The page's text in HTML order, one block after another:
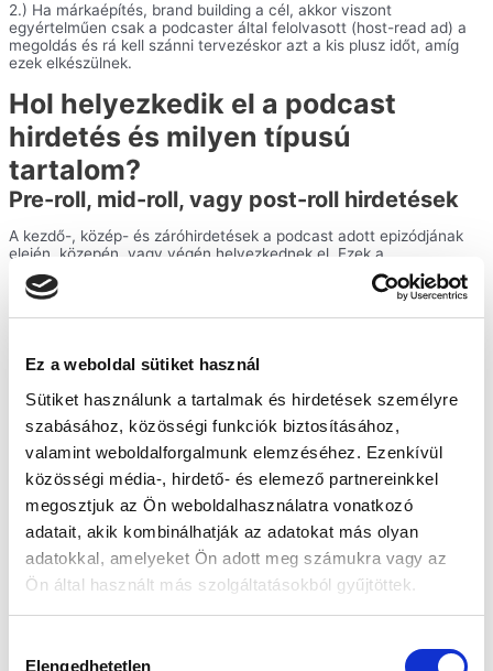
Ez a weboldal sütiket használ
Sütiket használunk a tartalmak és hirdetések személyre
szabásához, közösségi funkciók biztosításához,
valamint weboldalforgalmunk elemzéséhez. Ezenkívül
közösségi média-, hirdető- és elemező partnereinkkel
megosztjuk az Ön weboldalhasználatra vonatkozó
adatait, akik kombinálhatják az adatokat más olyan
adatokkal, amelyeket Ön adott meg számukra vagy az
Ön által használt más szolgáltatásokból gyűjtöttek.
Elengedhetetlen
2.) Ha márkaépítés, brand building a cél, akkor viszont
egyértelműen csak a podcaster által felolvasott (host-read ad) a
megoldás és rá kell szánni tervezéskor azt a kis plusz időt, amíg
ezek elkészülnek.
Hol helyezkedik el a podcast
hirdetés és milyen típusú
tartalom?
Pre-roll, mid-roll, vagy post-roll hirdetések
A kezdő-, közép- és záróhirdetések a podcast adott epizódjának
elején, közepén, vagy végén helyezkednek el. Ezek a
megjelenések egyszerűen illeszthetők a tartalmakba és a
megjelenésük is ma már elfogadott, mivel a hallgatók is már
középhirdetések kihasználják a hallgatók tartós figyelmét.
Az epizódokban stratégiai pontokon elhelyezett hirdetésekkel az
hirdetők hatékonyan megragadhatják a hallgatók figyelmét, és
erősíthetik a márka felismerhetőségét úgy, hogy nem azonnali
elutasítást érnek el, mint más médiumon való hirdetéssel.
Dinamikus podcast hirdetés
A fenti pre-mid-post-roll hirdetések egy kiemelten ajánlott
megoldása. Dinamikus podcast hirdetések esetén a hirdetés maga
nem csak a hirdetővel történő megállapodást követő epizódba,
epizódokba tud kikerülni, hanem – ha megfelelő podcast host
felületet használ a podcaster (, amire a Showcast csapata
kiemelten ügyel), akkor – minden egyes korábbi epizód, vagy